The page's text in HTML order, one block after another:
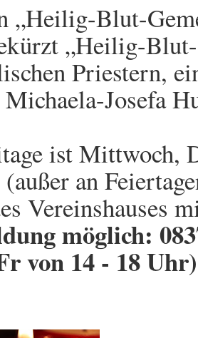
„Heilig-Blut-
„Heilig-
Priestern,
Michaela-Josefa
ist Mittwoch,
an
Vereinshauses
möglich:
von 14 - 18 Uhr)